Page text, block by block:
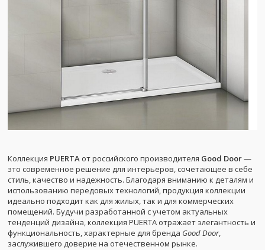
Коллекция PUERTA от российского производителя Good Door—
это современное решение для интерьеров, сочетающее в себе
стиль, качество и надежность. Благодаря вниманию к деталям и
использованию передовых технологий, продукция коллекции
идеально подходит как для жилых, так и для коммерческих
помещений. Будучи разработанной с учетом актуальных
тенденций дизайна, коллекция PUERTA отражает элегантность и
функциональность, характерные для бренда Good Door,
заслужившего доверие на отечественном рынке.